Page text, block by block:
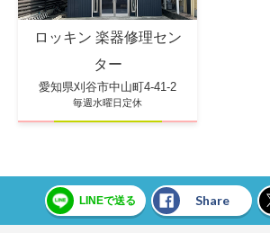
ロッキン 楽器修理セン
ター
愛知県刈谷市中山町4-41-2
毎週水曜日定休
LINEで送る Share